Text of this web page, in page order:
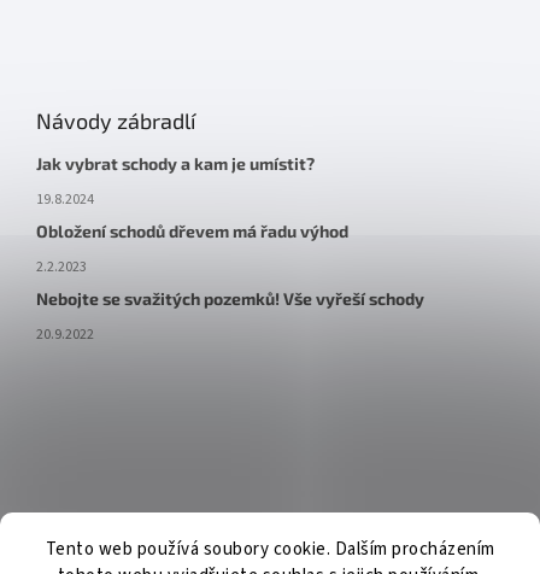
Tento web používá soubory cookie. Dalším procházením
Návody zábradlí
Jak vybrat schody a kam je umístit?
19.8.2024
Obložení schodů dřevem má řadu výhod
2.2.2023
Nebojte se svažitých pozemků! Vše vyřeší schody
20.9.2022